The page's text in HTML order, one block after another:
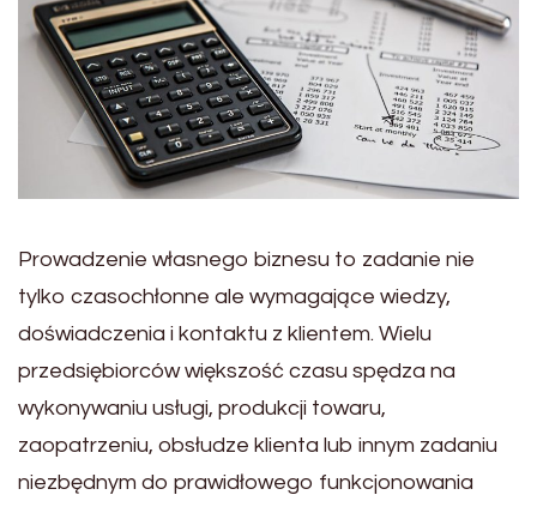
Prowadzenie własnego biznesu to zadanie nie
tylko czasochłonne ale wymagające wiedzy,
doświadczenia i kontaktu z klientem. Wielu
przedsiębiorców większość czasu spędza na
wykonywaniu usługi, produkcji towaru,
zaopatrzeniu, obsłudze klienta lub innym zadaniu
niezbędnym do prawidłowego funkcjonowania